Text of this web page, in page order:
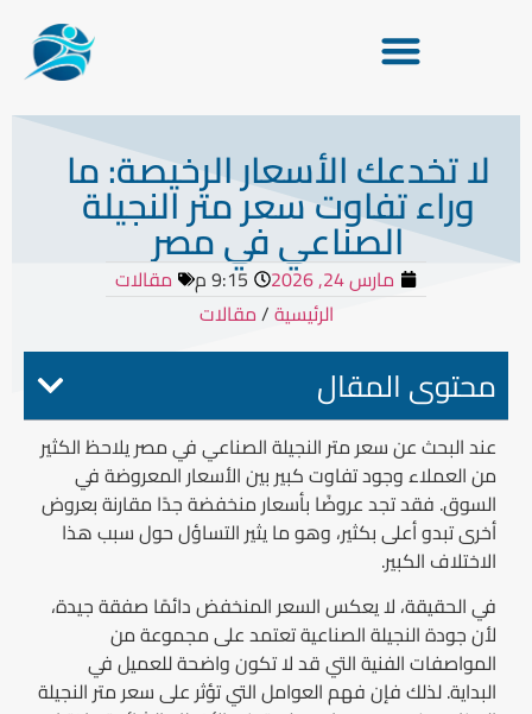
لا تخدعك الأسعار الرخيصة: ما
وراء تفاوت سعر متر النجيلة
الصناعي في مصر
مارس 24, 2026 9:15 م
مقالات
الرئيسية/مقالات
محتوى المقال
عند البحث عن سعر متر النجيلة الصناعي في مصر يلاحظ الكثير
من العملاء وجود تفاوت كبير بين الأسعار المعروضة في
السوق. فقد تجد عروضًا بأسعار منخفضة جدًا مقارنة بعروض
أخرى تبدو أعلى بكثير، وهو ما يثير التساؤل حول سبب هذا
الاختلاف الكبير.
في الحقيقة، لا يعكس السعر المنخفض دائمًا صفقة جيدة،
لأن جودة النجيلة الصناعية تعتمد على مجموعة من
المواصفات الفنية التي قد لا تكون واضحة للعميل في
البداية. لذلك فإن فهم العوامل التي تؤثر على سعر متر النجيلة